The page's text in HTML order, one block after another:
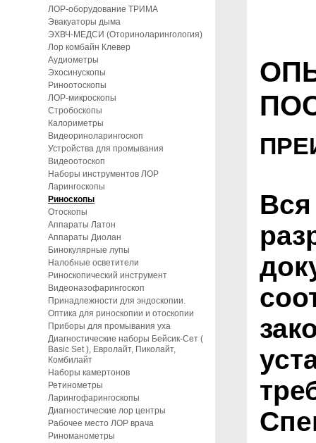
ЛОР-оборудование ТРИМА
Эвакуаторы дыма
ЭХВЧ-МЕДСИ (Оториноларингология)
Лор комбайн Клевер
Аудиометры
Эхосинускопы
Риноотоскопы
ЛОР-микроскопы
Стробоскопы
Калориметры
Видеориноларингоскоп
Устройства для промывания
Видеоотоскоп
Наборы инструментов ЛОР
Ларингоскопы
Риноскопы
Отоскопы
Аппараты Латон
Аппараты Диолан
Бинокулярные лупы
Налобные осветители
Риноскопический инструмент
Видеоназофарингоскоп
Принадлежности для эндоскопии.
Оптика для риноскопии и отоскопии
Приборы для промывания уха
Диагностические наборы Бейсик-Сет (
Basic Set ), Евролайт, Пиколайт,
Комбилайт
Наборы камертонов
Ретинометры
Ларингофарингоскопы
Диагностические лор центры
Рабочее место ЛОР врача
Риноманометры